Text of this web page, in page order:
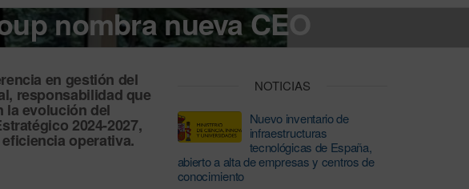
nombra nueva CEO
en gestión del
, responsabilidad que
la evolución del
2024-2027,
operativa.
NOTICIAS
Nuevo inventario de
infraestructuras
tecnológicas de España,
abierto a alta de empresas y centros de
conocimiento